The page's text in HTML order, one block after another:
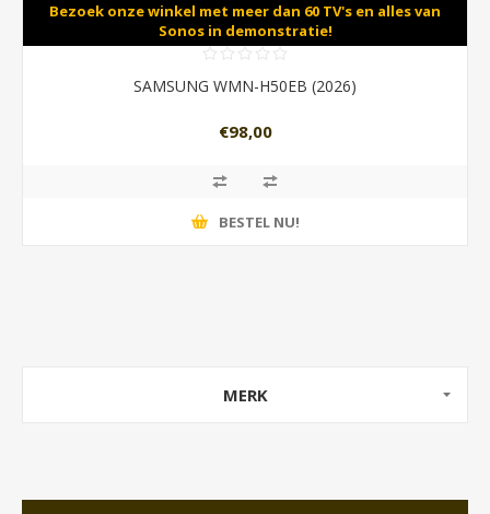
Bezoek onze winkel met meer dan 60 TV's en alles van
Sonos in demonstratie!
SAMSUNG WMN-H50EB (2026)
€98,00
BESTEL NU!
MERK